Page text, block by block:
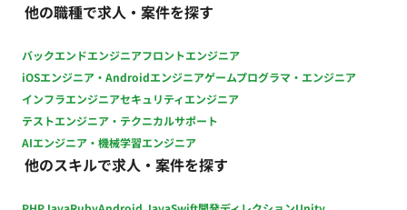
他の職種で求人・案件を探す
バックエンドエンジニアフロントエンジニア
iOSエンジニア・Androidエンジニアゲームプログラマ・エンジニア
インフラエンジニアセキュリティエンジニア
テストエンジニア・テクニカルサポート
AIエンジニア・機械学習エンジニア
他のスキルで求人・案件を探す